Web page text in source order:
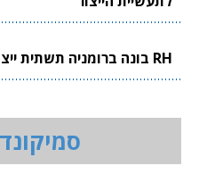
RH בונה ברומניה תשתית ייצור ביטחוני ישראלית